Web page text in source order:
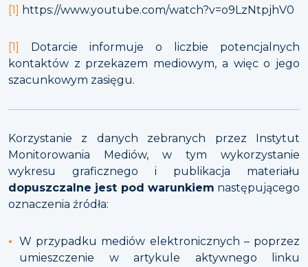
[1] https://www.youtube.com/watch?v=o9LzNtpjhV0
[1]
Dotarcie informuje o liczbie potencjalnych
kontaktów z przekazem mediowym, a więc o jego
szacunkowym zasięgu.
Korzystanie z danych zebranych przez Instytut
Monitorowania Mediów, w tym wykorzystanie
wykresu graficznego i publikacja materiału
dopuszczalne jest pod warunkiem następującego
oznaczenia źródła:
W przypadku mediów elektronicznych – poprzez
umieszczenie w artykule aktywnego linku